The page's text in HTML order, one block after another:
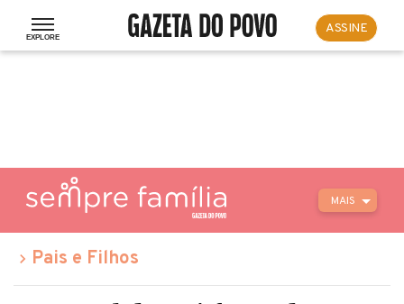
ASSINE
MAIS
Pais e Filhos